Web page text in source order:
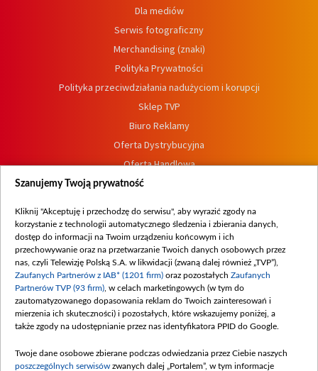
Dla mediów
Serwis fotograficzny
Merchandising (znaki)
Polityka Prywatności
Polityka przeciwdziałania nadużyciom i korupcji
Sklep TVP
Biuro Reklamy
Oferta Dystrybucyjna
Oferta Handlowa
Dostępność
Procedura zgłoszeń wewnętrznych
Szanujemy Twoją prywatność
Kliknij "Akceptuję i przechodzę do serwisu", aby wyrazić zgody na
korzystanie z technologii automatycznego śledzenia i zbierania danych,
dostęp do informacji na Twoim urządzeniu końcowym i ich
przechowywanie oraz na przetwarzanie Twoich danych osobowych przez
nas, czyli Telewizję Polską S.A. w likwidacji (zwaną dalej również „TVP”),
Zaufanych Partnerów z IAB* (1201 firm) oraz pozostałych Zaufanych
Partnerów TVP (93 firm) , w celach marketingowych (w tym do
zautomatyzowanego dopasowania reklam do Twoich zainteresowań i
mierzenia ich skuteczności) i pozostałych, które wskazujemy poniżej, a
także zgody na udostępnianie przez nas identyfikatora PPID do Google.
Twoje dane osobowe zbierane podczas odwiedzania przez Ciebie naszych
poszczególnych serwisów zwanych dalej „Portalem”, w tym informacje